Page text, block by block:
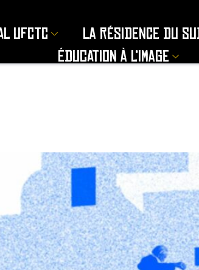
UFCTC La résidence du
Éducation à l’image